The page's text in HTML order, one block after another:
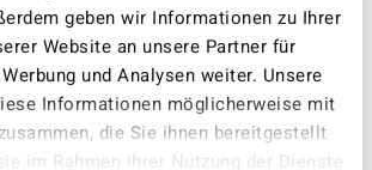
geben wir Informationen zu Ihrer
Website an unsere Partner für
und Analysen weiter. Unsere
Informationen möglicherweise mit
die Sie ihnen bereitgestellt
im Rahmen Ihrer Nutzung der Dienste
Verkehrs vorangetrieben
muss gestärkt
weiterhin dezidiert dafür einsetzen,
betroffenen Menschen respektiert